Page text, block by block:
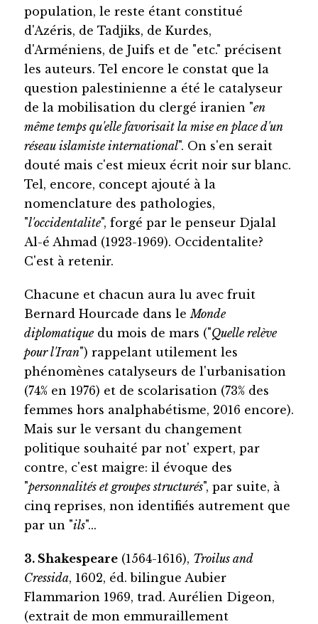
population, le reste étant constitué
d'Azéris, de Tadjiks, de Kurdes,
d'Arméniens, de Juifs et de "etc." précisent
les auteurs. Tel encore le constat que la
question palestinienne a été le catalyseur
de la mobilisation du clergé iranien "en
même temps qu'elle favorisait la mise en place d'un
réseau islamiste international". On s'en serait
douté mais c'est mieux écrit noir sur blanc.
Tel, encore, concept ajouté à la
nomenclature des pathologies,
"l'occidentalite", forgé par le penseur Djalal
Al-é Ahmad (1923-1969). Occidentalite?
C'est à retenir.
Chacune et chacun aura lu avec fruit
Bernard Hourcade dans le Monde
diplomatiquedu mois de mars ("Quelle relève
pour l'Iran") rappelant utilement les
phénomènes catalyseurs de l'urbanisation
(74% en 1976) et de scolarisation (73% des
femmes hors analphabétisme, 2016 encore).
Mais sur le versant du changement
politique souhaité par not' expert, par
contre, c'est maigre: il évoque des
"personnalités et groupes structurés", par suite, à
cinq reprises, non identifiés autrement que
par un "ils"...
3. Shakespeare(1564-1616), Troilus and
Cressida, 1602, éd. bilingue Aubier
Flammarion 1969, trad. Aurélien Digeon,
(extrait de mon emmuraillement